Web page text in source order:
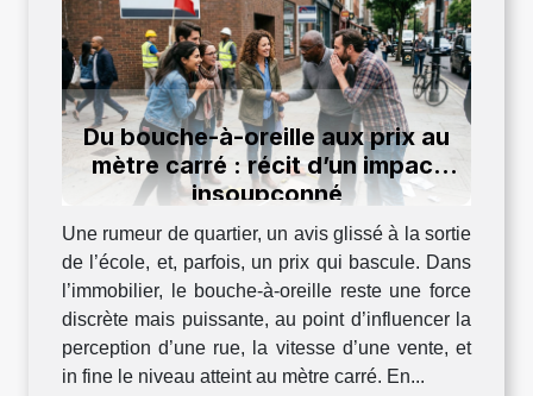
Du bouche-à-oreille aux prix au
mètre carré : récit d’un impact
insoupçonné
Une rumeur de quartier, un avis glissé à la sortie
de l’école, et, parfois, un prix qui bascule. Dans
l’immobilier, le bouche-à-oreille reste une force
discrète mais puissante, au point d’influencer la
perception d’une rue, la vitesse d’une vente, et
in fine le niveau atteint au mètre carré. En...